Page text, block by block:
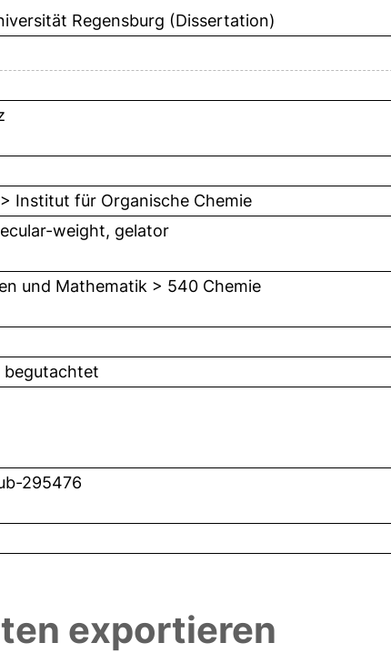
Regensburg (Dissertation)
Institut für Organische Chemie
weight, gelator
und Mathematik > 540 Chemie
begutachtet
295476
exportieren